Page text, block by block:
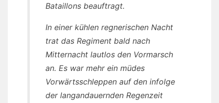
Bataillons beauftragt.
In einer kühlen regnerischen Nacht
trat das Regiment bald nach
Mitternacht lautlos den Vormarsch
an. Es war mehr ein müdes
Vorwärtsschleppen auf den infolge
der langandauernden Regenzeit